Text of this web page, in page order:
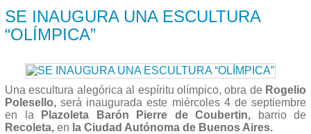
SE INAUGURA UNA ESCULTURA
“OLÍMPICA”
Una escultura alegórica al espíritu olímpico, obra de Rogelio
Polesello, será inaugurada este miércoles 4 de septiembre
en la
Plazoleta Barón Pierre de Coubertin,
barrio de
Recoleta, en la Ciudad Autónoma de Buenos Aires.